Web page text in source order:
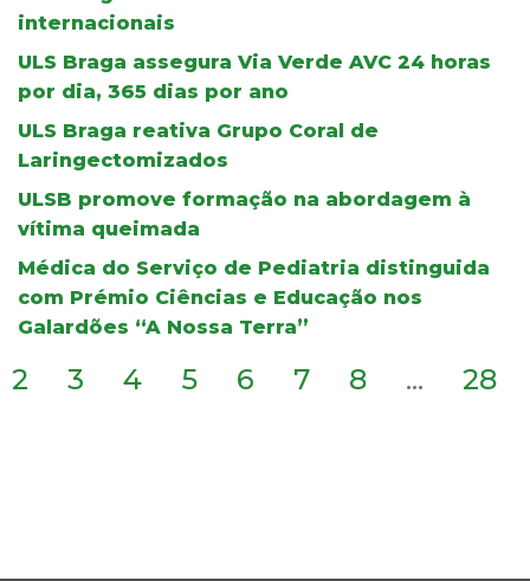
internacionais
ULS Braga assegura Via Verde AVC 24 horas
por dia, 365 dias por ano
ULS Braga reativa Grupo Coral de
Laringectomizados
ULSB promove formação na abordagem à
vítima queimada
Médica do Serviço de Pediatria distinguida
com Prémio Ciências e Educação nos
Galardões “A Nossa Terra”
2 3 4 5 6 7 8 ... 28